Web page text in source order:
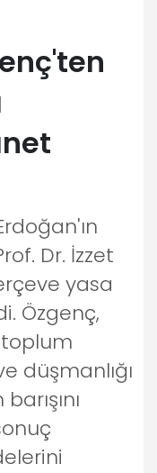
Dr. İzzet
yasa
Özgenç,
toplum
düşmanlığı